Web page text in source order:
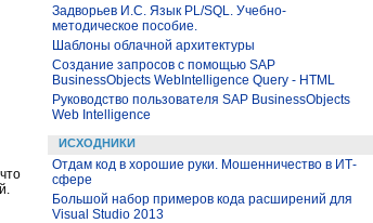
Задворьев И.С. Язык PL/SQL. Учебно-
методическое пособие.
Шаблоны облачной архитектуры
Создание запросов с помощью SAP
BusinessObjects WebIntelligence Query - HTML
Руководство пользователя SAP BusinessObjects
Web Intelligence
ИСХОДНИКИ
Отдам код в хорошие руки. Мошенничество в ИТ-
сфере
Большой набор примеров кода расширений для
Visual Studio 2013